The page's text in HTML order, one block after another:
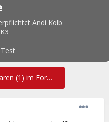
Andi Kolb
Zu den Kommentaren (1) im Forum